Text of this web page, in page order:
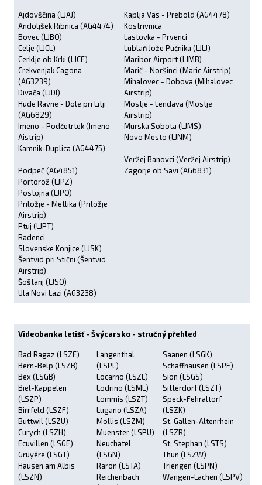
Ajdovščina (LJAJ)
Andoljšek Ribnica (AG4474)
Bovec (LJBO)
Celje (LJCL)
Cerklje ob Krki (LJCE)
Crekvenjak Cagona
(AG3239)
Divača (LJDI)
Hude Ravne - Dole pri Litji
(AG6829)
Imeno - Podčetrtek (Imeno
Aistrip)
Kamnik-Duplica (AG4475)
Podpeč (AG4851)
Portorož (LJPZ)
Postojna (LJPO)
Priložje - Metlika (Priložje
Airstrip)
Ptuj (LJPT)
Radenci
Slovenske Konjice (LJSK)
Šentvid pri Stični (Šentvid
Airstrip)
Šoštanj (LJSO)
Ula Novi Lazi (AG3238)
Kaplja Vas - Prebold (AG4478)
Kostrivnica
Lastovka - Prvenci
Lublaň Jože Pučnika (LJLJ)
Maribor Airport (LJMB)
Marič - Noršinci (Maric Airstrip)
Mihalovec - Dobova (Mihalovec
Airstrip)
Mostje - Lendava (Mostje
Airstrip)
Murska Sobota (LJMS)
Novo Mesto (LJNM)
Veržej Banovci (Veržej Airstrip)
Zagorje ob Savi (AG6831)
Videobanka letišť - Švýcarsko - stručný přehled
Bad Ragaz (LSZE)
Bern-Belp (LSZB)
Bex (LSGB)
Biel-Kappelen
(LSZP)
Birrfeld (LSZF)
Buttwil (LSZU)
Curych (LSZH)
Ecuvillen (LSGE)
Gruyére (LSGT)
Hausen am Albis
(LSZN)
Langenthal
(LSPL)
Locarno (LSZL)
Lodrino (LSML)
Lommis (LSZT)
Lugano (LSZA)
Mollis (LSZM)
Muenster (LSPU)
Neuchatel
(LSGN)
Raron (LSTA)
Reichenbach
Saanen (LSGK)
Schaffhausen (LSPF)
Sion (LSGS)
Sitterdorf (LSZT)
Speck-Fehraltorf
(LSZK)
St. Gallen-Altenrhein
(LSZR)
St. Stephan (LSTS)
Thun (LSZW)
Triengen (LSPN)
Wangen-Lachen (LSPV)